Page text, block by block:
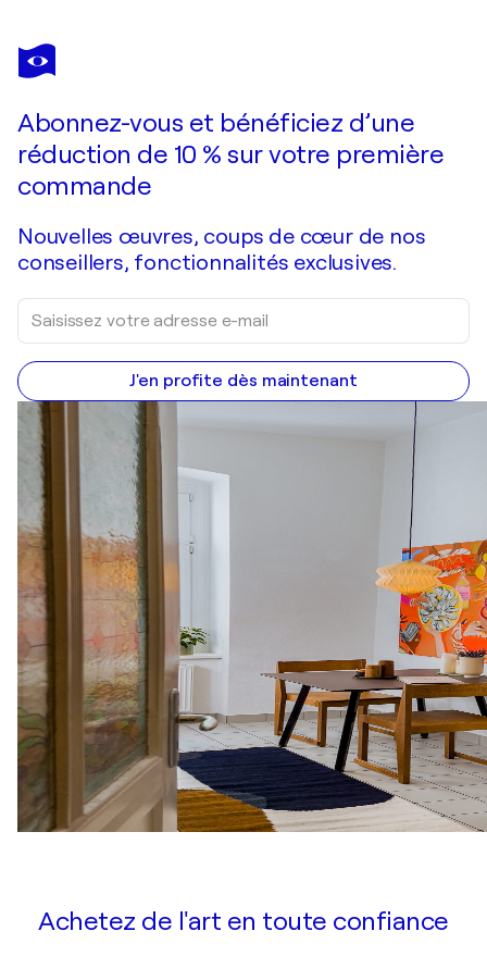
Abonnez-vous et bénéficiez d’une
réduction de 10 % sur votre première
commande
Nouvelles œuvres, coups de cœur de nos
conseillers, fonctionnalités exclusives.
J'en profite dès maintenant
Achetez de l'art en toute confiance